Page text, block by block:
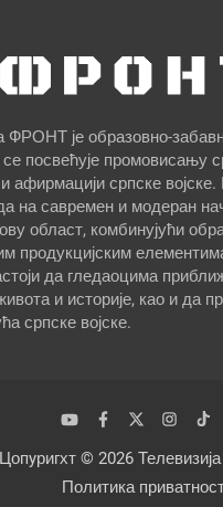
ФРОНТ је образовно-
се посвећује промовисању
и афирмацији српске
на савремен и модеран
област, комбинујући
продукцијским
да гледаоцима
и историје, као и да
српске војске.
Цопyригхт © 2026
Политика